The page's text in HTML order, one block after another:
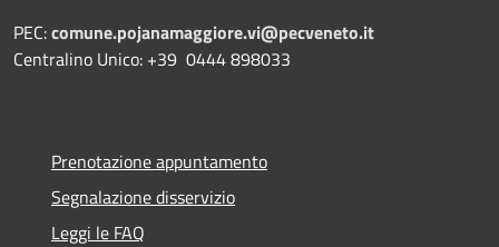
PEC:comune.pojanamaggiore.vi@pecveneto.it
Centralino Unico: +39 0444 898033
Prenotazione appuntamento
Segnalazione disservizio
Leggi le FAQ